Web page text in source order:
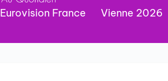
Eurovision France Vienne 2026